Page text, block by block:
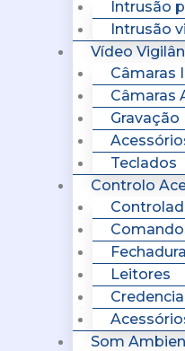
Intrusão
Intrusão
Vídeo
Câmaras
Câmaras
Gravação
Teclados
Controlo
Leitores
Som